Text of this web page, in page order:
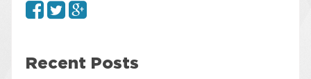
Recent Posts